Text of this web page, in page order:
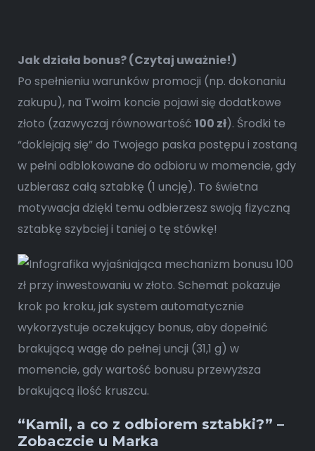
Jak działa bonus? (Czytaj uważnie!)
Po spełnieniu warunków promocji (np. dokonaniu
zakupu), na Twoim koncie pojawi się dodatkowe
złoto (zazwyczaj równowartość 100 zł). Środki te
“doklejają się” do Twojego paska postępu i zostaną
w pełni odblokowane do odbioru w momencie, gdy
uzbierasz całą sztabkę (1 uncję). To świetna
motywacja dzięki temu odbierzesz swoją fizyczną
sztabkę szybciej i taniej o tę stówkę!
“Kamil, a co z odbiorem sztabki?” –
Zobaczcie u Marka